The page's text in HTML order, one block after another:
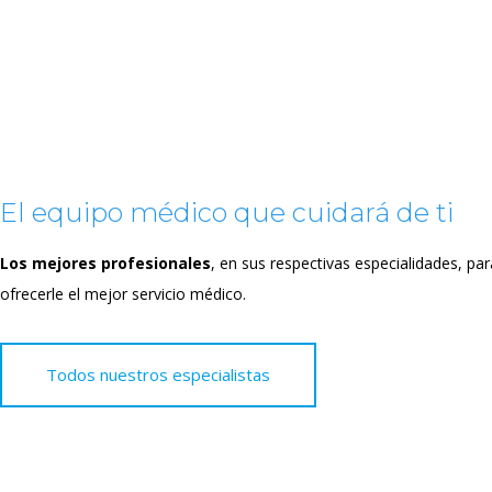
El equipo médico que cuidará de ti
Los mejores profesionales, en sus respectivas especialidades,
ofrecerle el mejor servicio médico.
Todos nuestros especialistas